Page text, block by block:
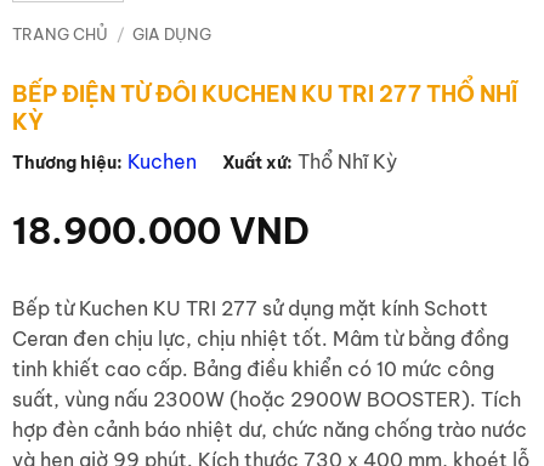
TRANG CHỦ / GIA DỤNG
BẾP ĐIỆN TỪ ĐÔI KUCHEN KU TRI 277 THỔ NHĨ
KỲ
Thương hiệu: Kuchen Xuất xứ: Thổ Nhĩ Kỳ
18.900.000VND
Bếp từ Kuchen KU TRI 277 sử dụng mặt kính Schott
Ceran đen chịu lực, chịu nhiệt tốt. Mâm từ bằng đồng
tinh khiết cao cấp. Bảng điều khiển có 10 mức công
suất, vùng nấu 2300W (hoặc 2900W BOOSTER). Tích
hợp đèn cảnh báo nhiệt dư, chức năng chống trào nước
và hẹn giờ 99 phút. Kích thước 730 x 400 mm, khoét lỗ